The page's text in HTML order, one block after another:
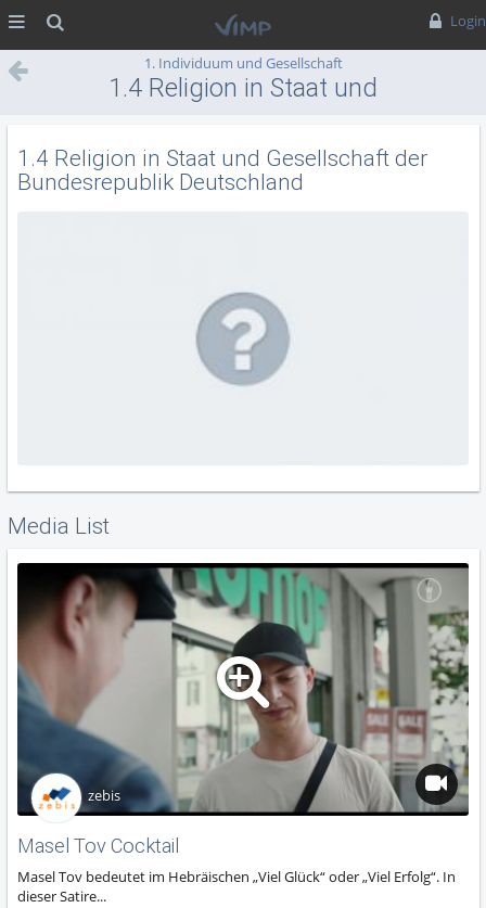
Login
1. Individuum und Gesellschaft
1.4 Religion in Staat und
Gesellschaft der
Bundesrepublik Deutschland
1.4 Religion in Staat und Gesellschaft der
Bundesrepublik Deutschland
Media List
Masel Tov Cocktail
Masel Tov bedeutet im Hebräischen „Viel Glück“ oder „Viel Erfolg“. In
dieser Satire...
zebis